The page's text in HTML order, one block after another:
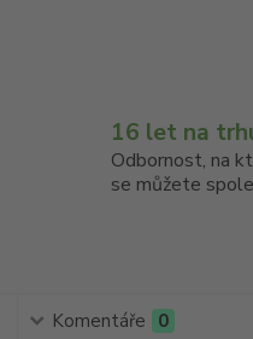
16 let na
Odbornost, na
se můžete
Komentáře 0